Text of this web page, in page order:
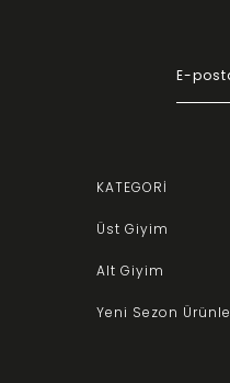
KATEGORİ
Üst Giyim
Alt Giyim
Yeni Sezon